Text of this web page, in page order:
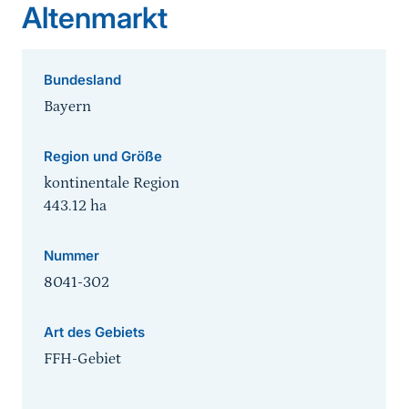
Altenmarkt
Bundesland
Bayern
Region und Größe
kontinentale Region
443.12 ha
Nummer
8041-302
Art des Gebiets
FFH-Gebiet